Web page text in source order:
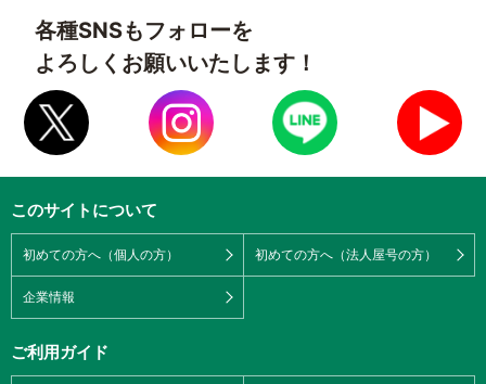
各種SNSもフォローを
よろしくお願いいたします！
このサイトについて
初めての方へ（個人の方） 初めての方へ（法人屋号の方）
企業情報
ご利用ガイド